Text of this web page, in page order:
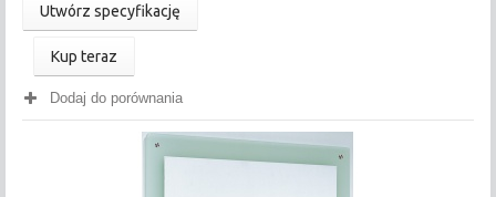
Utwórz specyfikację
Kup teraz
Dodaj do porównania